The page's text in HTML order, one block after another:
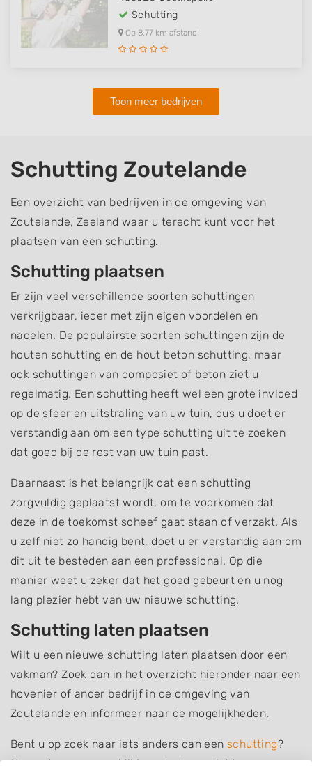
Schutting
Op 8,77 km afstand
Toon meer bedrijven
Schutting Zoutelande
Een overzicht van bedrijven in de omgeving van
Zoutelande, Zeeland waar u terecht kunt voor het
plaatsen van een schutting.
Schutting plaatsen
Er zijn veel verschillende soorten schuttingen
verkrijgbaar, ieder met zijn eigen voordelen en
nadelen. De populairste soorten schuttingen zijn de
houten schutting en de hout beton schutting, maar
ook schuttingen van composiet of beton ziet u
regelmatig. Een schutting heeft wel een grote invloed
op de sfeer en uitstraling van uw tuin, dus u doet er
verstandig aan om een type schutting uit te zoeken
dat goed bij de rest van uw tuin past.
Daarnaast is het belangrijk dat een schutting
zorgvuldig geplaatst wordt, om te voorkomen dat
deze in de toekomst scheef gaat staan of verzakt. Als
u zelf niet zo handig bent, doet u er verstandig aan om
dit uit te besteden aan een professional. Op die
manier weet u zeker dat het goed gebeurt en u nog
lang plezier hebt van uw nieuwe schutting.
Schutting laten plaatsen
Wilt u een nieuwe schutting laten plaatsen door een
vakman? Zoek dan in het overzicht hieronder naar een
hovenier of ander bedrijf in de omgeving van
Zoutelande en informeer naar de mogelijkheden.
Bent u op zoek naar iets anders dan een schutting?
Neem dan eens een kijkje op het overzicht van